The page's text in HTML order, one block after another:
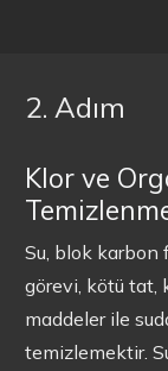
2. Adım
Klor ve
Su, blok karbon
görevi, kötü tat,
maddeler ile
temizlemektir.